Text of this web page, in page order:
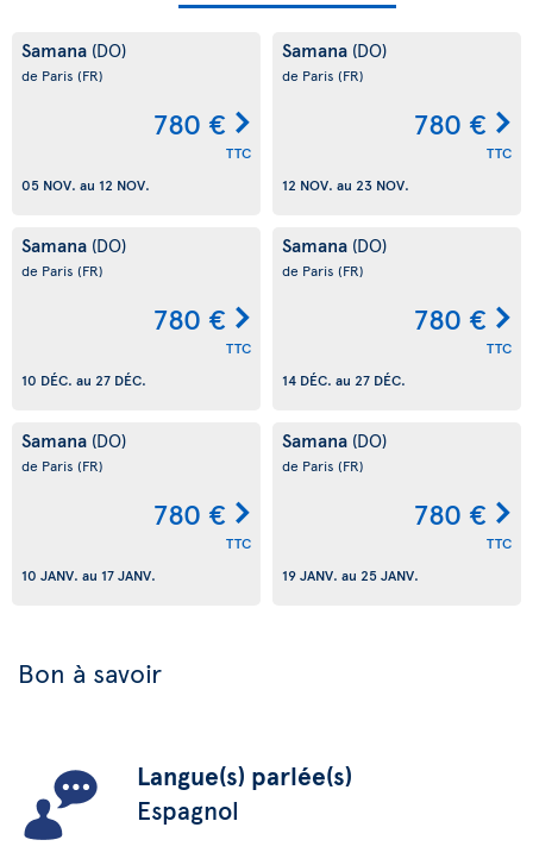
Samana (DO)
de Paris (FR)
780 €
TTC
05 NOV. au 12 NOV.
Samana (DO)
de Paris (FR)
780 €
TTC
12 NOV. au 23 NOV.
Samana (DO)
de Paris (FR)
780 €
TTC
10 DÉC. au 27 DÉC.
Samana (DO)
de Paris (FR)
780 €
TTC
14 DÉC. au 27 DÉC.
Samana (DO)
de Paris (FR)
780 €
TTC
10 JANV. au 17 JANV.
Samana (DO)
de Paris (FR)
780 €
TTC
19 JANV. au 25 JANV.
Bon à savoir
Langue(s) parlée(s)
Espagnol